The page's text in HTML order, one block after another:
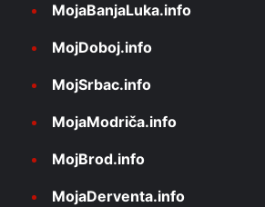
MojaBanjaLuka.info
MojDoboj.info
MojSrbac.info
MojaModriča.info
MojBrod.info
MojaDerventa.info